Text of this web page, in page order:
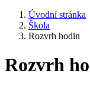
Úvodní stránka
Škola
Rozvrh hodin
Rozvrh